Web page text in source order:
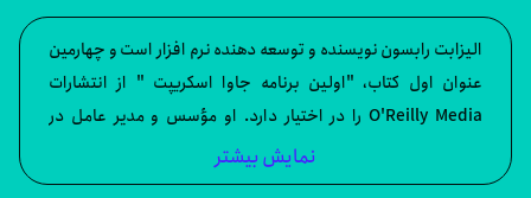
رابسون نویسنده و توسعه دهنده نرم افزار است و چهارمین
اول کتاب، "اولین برنامه جاوا اسکریپت " از انتشارات
O'Reilly Media را در اختیار دارد. او مؤسس و مدیر عامل در
Design Patterns, Head First HTML and CSS, and
نمایش بیشتر